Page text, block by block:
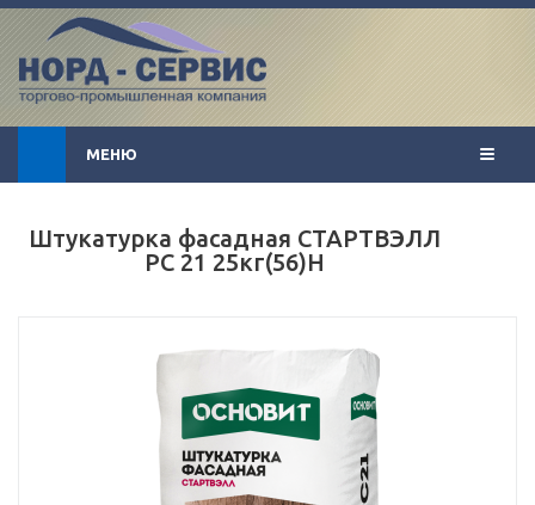
МЕНЮ
Штукатурка фасадная СТАРТВЭЛЛ
PC 21 25кг(56)Н